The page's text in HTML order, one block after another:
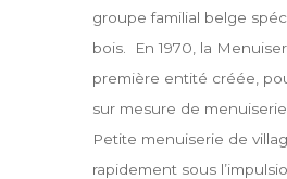
groupe familial belge
bois. En 1970, la
première entité créée,
sur mesure de
Petite menuiserie de
rapidement sous